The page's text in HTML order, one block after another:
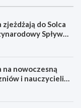
do Solca
Spływ
na nowoczesną
i nauczycieli